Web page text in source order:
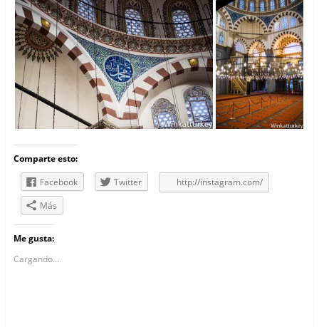
Comparte esto:
Facebook
Twitter
http://instagram.com/
Más
Me gusta:
Cargando...